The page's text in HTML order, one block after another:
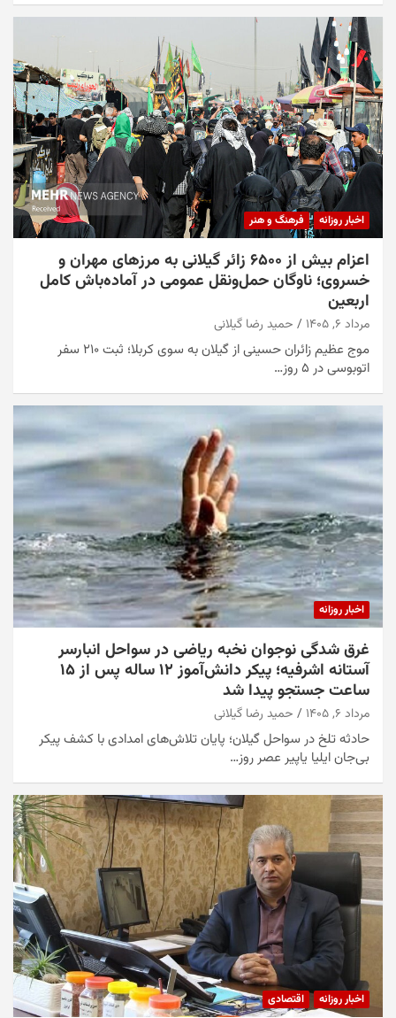
اخبار روزانه فرهنگ و هنر
اعزام بیش از ۶۵۰۰ زائر گیلانی به مرزهای مهران و
خسروی؛ ناوگان حمل‌ونقل عمومی در آماده‌باش کامل
اربعین
مرداد ۶, ۱۴۰۵ حمید رضا گیلانی
موج عظیم زائران حسینی از گیلان به سوی کربلا؛ ثبت ۲۱۰ سفر
اتوبوسی در ۵ روز…
اخبار روزانه
غرق شدگی نوجوان نخبه ریاضی در سواحل انبارسر
آستانه اشرفیه؛ پیکر دانش‌آموز ۱۲ ساله پس از ۱۵
ساعت جستجو پیدا شد
مرداد ۶, ۱۴۰۵ حمید رضا گیلانی
حادثه تلخ در سواحل گیلان؛ پایان تلاش‌های امدادی با کشف پیکر
بی‌جان ایلیا یاپیر عصر روز…
اخبار روزانه اقتصادی